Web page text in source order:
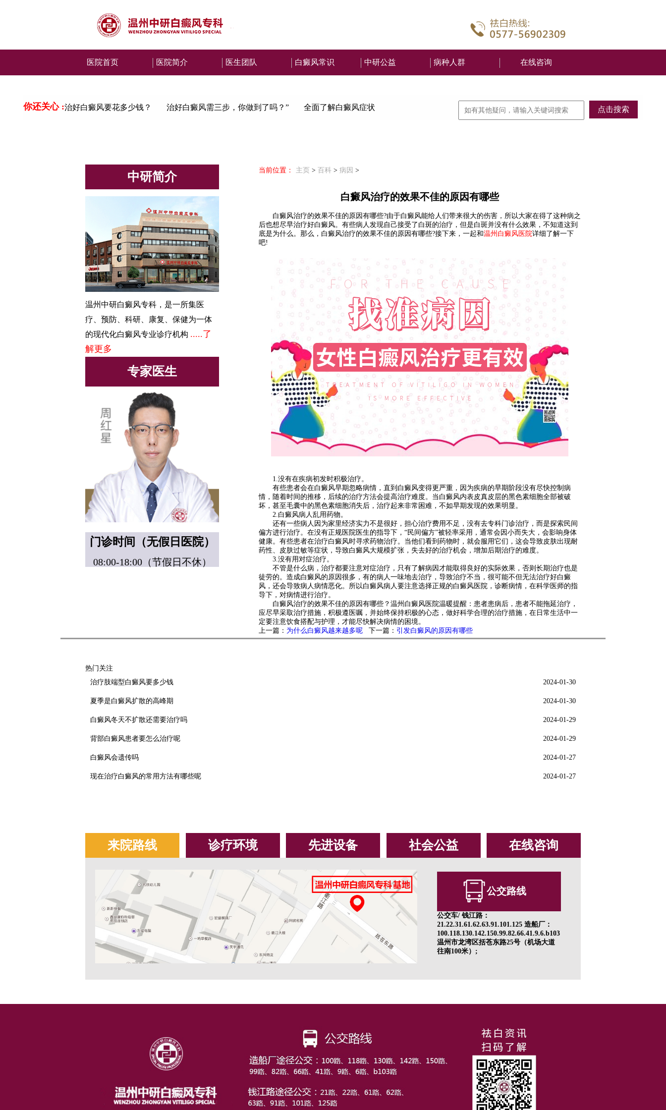
医院首页 医院简介 医生团队 白癜风常识 中研公益 病种人群 在线咨询
你还关心 :治好白癜风要花多少钱？ 治好白癜风需三步，你做到了吗？” 全面了解白癜风症状
中研简介
温州中研白癜风专科，是一所集医
疗、预防、科研、康复、保健为一体
的现代化白癜风专业诊疗机构 .....了
解更多
专家医生
门诊时间（无假日医院）
08:00-18:00（节假日不休）
当前位置： 主页 > 百科 > 病因 >
白癜风治疗的效果不佳的原因有哪些
白癜风治疗的效果不佳的原因有哪些?由于白癜风能给人们带来很大的伤害，所以大家在得了这种病之
后也想尽早治疗好白癜风。有些病人发现自己接受了白斑的治疗，但是白斑并没有什么效果，不知道这到
底是为什么。那么，白癜风治疗的效果不佳的原因有哪些?接下来，一起和温州白癜风医院详细了解一下
吧!
1.没有在疾病初发时积极治疗。
有些患者会在白癜风早期忽略病情，直到白癜风变得更严重，因为疾病的早期阶段没有尽快控制病
情，随着时间的推移，后续的治疗方法会提高治疗难度。当白癜风内表皮真皮层的黑色素细胞全部被破
坏，甚至毛囊中的黑色素细胞消失后，治疗起来非常困难，不如早期发现的效果明显。
2.白癜风病人乱用药物。
还有一些病人因为家里经济实力不是很好，担心治疗费用不足，没有去专科门诊治疗，而是探索民间
偏方进行治疗。在没有正规医院医生的指导下，“民间偏方”被轻率采用，通常会因小而失大，会影响身体
健康。有些患者在治疗白癜风时寻求药物治疗。当他们看到药物时，就会服用它们，这会导致皮肤出现耐
药性、皮肤过敏等症状，导致白癜风大规模扩张，失去好的治疗机会，增加后期治疗的难度。
3.没有用对症治疗。
不管是什么病，治疗都要注意对症治疗，只有了解病因才能取得良好的实际效果，否则长期治疗也是
徒劳的。造成白癜风的原因很多，有的病人一味地去治疗，导致治疗不当，很可能不但无法治疗好白癜
风，还会导致病人病情恶化。所以白癜风病人要注意选择正规的白癜风医院，诊断病情，在科学医师的指
导下，对病情进行治疗。
白癜风治疗的效果不佳的原因有哪些？ 温州白癜风医院温暖提醒：患者患病后，患者不能拖延治疗，
应尽早采取治疗措施，积极遵医嘱，并始终保持积极的心态，做好科学合理的治疗措施，在日常生活中一
定要注意饮食搭配与护理，才能尽快解决病情的困境。
上一篇： 为什么白癜风越来越多呢 下一篇： 引发白癜风的原因有哪些
热门关注
2024-01-30
治疗肢端型白癜风要多少钱
2024-01-30
夏季是白癜风扩散的高峰期
2024-01-29
白癜风冬天不扩散还需要治疗吗
2024-01-29
背部白癜风患者要怎么治疗呢
2024-01-27
白癜风会遗传吗
2024-01-27
现在治疗白癜风的常用方法有哪些呢
来院路线 诊疗环境 先进设备 社会公益 在线咨询
公交路线
公交车/ 钱江路：
21.22.31.61.62.63.91.101.125 造船厂：
100.118.130.142.150.99.82.66.41.9.6.b103
温州市龙湾区括苍东路25号（机场大道
往南100米）;